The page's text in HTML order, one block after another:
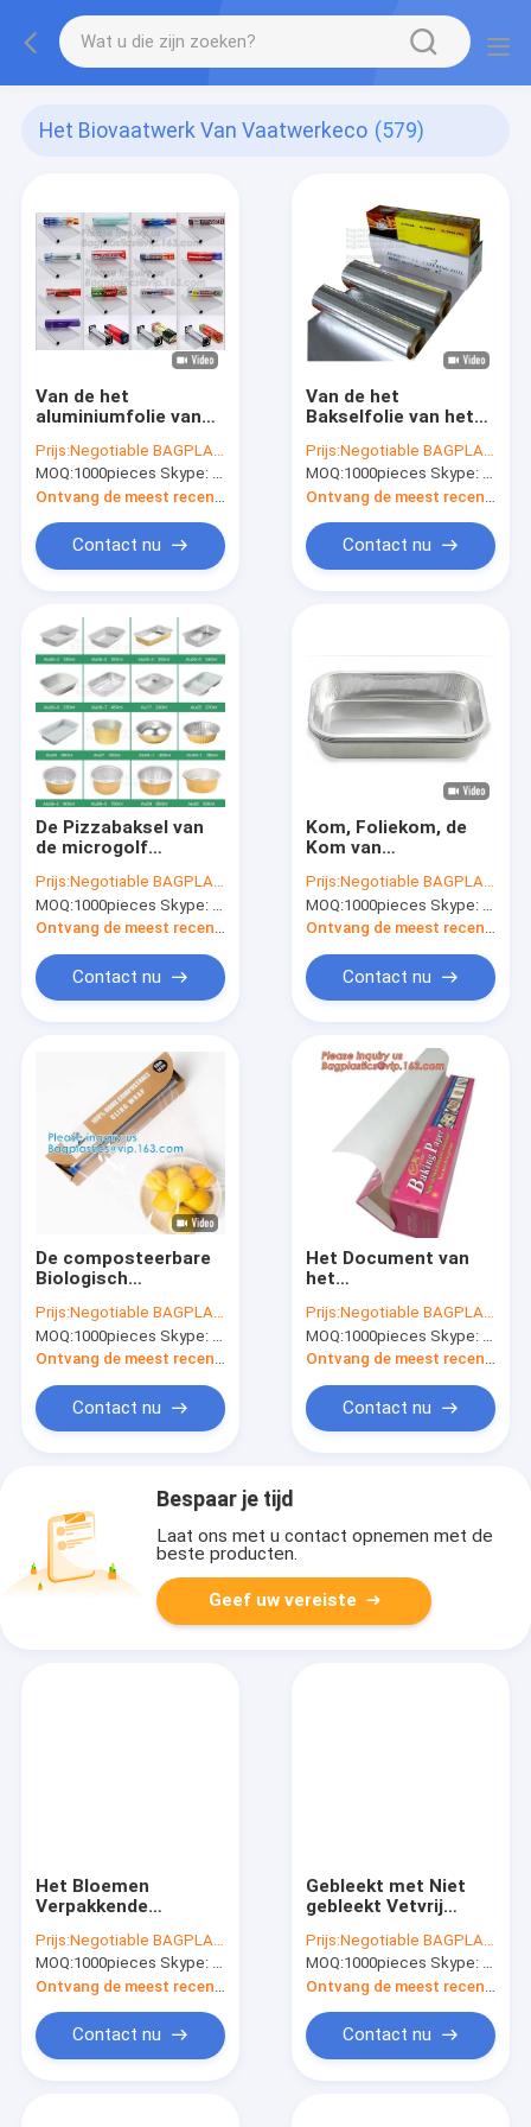
Het Biovaatwerk Van Vaatwerkeco (579)
Van de het
aluminiumfolie van
omslagdocument
broodje voor voor
verpakking, baksel,
BARBECUE, 8011
aluminiumfolie
materieel
voedselgra
Prijs:Negotiable BAGPLASTICS@YAHOO.COM
MOQ:1000pieces Skype: mydearneil
Contact nu
Van de het
Bakselfolie van het
het Broodje van de
de
Barbecuealuminiumfolie,
de Folie
Jumbobroodje 8011,
Folie Jumbobroodje
Huishoudenaluminium
Prijs:Negotiable BAGPLASTICS@YAHOO.COM
MOQ:1000pieces Skype: mydearneil
Contact nu
De Pizzabaksel van
de microgolf
Aluminiumfolie Tray
Pans Container
Sizes, Pan Box Trays
Keuken en B
Prijs:Negotiable BAGPLASTICS@YAHOO.COM
MOQ:1000pieces Skype: mydearneil
Contact nu
Kom, Foliekom, de
Kom van
Foliekom van China,
de Schotel van China,
de CONTAINER van
FOLIEbroodje,
PERKAMENTdocument,
Prijs:Negotiable BAGPLASTICS@YAHOO.COM
MOQ:1000pieces Skype: mydearneil
Contact nu
De composteerbare
Biologisch
de het
Broodjesomslag van
de Graanpla Folie,
de Verse Dekking van
de Voedselomslag
de Voedselomslag
Prijs:Negotiable BAGPLASTICS@YAHOO.COM
MOQ:1000pieces Skype: mydearneil
Ontvang de meest recente Prijs
Contact nu
Het Document van
het
Voorgesneden
Perkamentdocument
Bladen voor het
Document voor
Baksel, het Koken,
Luchtbraadpan en
Prijs:Negotiable BAGPLASTICS@YAHOO.COM
MOQ:1000pieces Skype: mydearneil
Ontvang de meest recente Prijs
Contact nu
Bespaar je tijd
Laat ons met u contact opnemen met de
beste producten.
Geef uw vereiste
Het Bloemen
Verpakkende
chocoladeperkament,
van het het
Bakselperkament van
de Voedselrang het
Niet gebleekte
Verpakkende
Met een laag bedekte
Prijs:Negotiable BAGPLASTICS@YAHOO.COM
MOQ:1000pieces Skype: mydearneil
Contact nu
Gebleekt met Niet
gebleekt Vetvrij
Voedsel
Verpakkende,
Milieuvriendelijke en
Groene Vetvrije
Voedsel Verpakking
Prijs:Negotiable BAGPLASTICS@YAHOO.COM
MOQ:1000pieces Skype: mydearneil
Contact nu